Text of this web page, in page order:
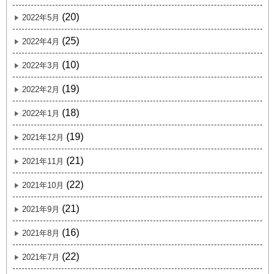
2022年5月 (20)
2022年4月 (25)
2022年3月 (10)
2022年2月 (19)
2022年1月 (18)
2021年12月 (19)
2021年11月 (21)
2021年10月 (22)
2021年9月 (21)
2021年8月 (16)
2021年7月 (22)